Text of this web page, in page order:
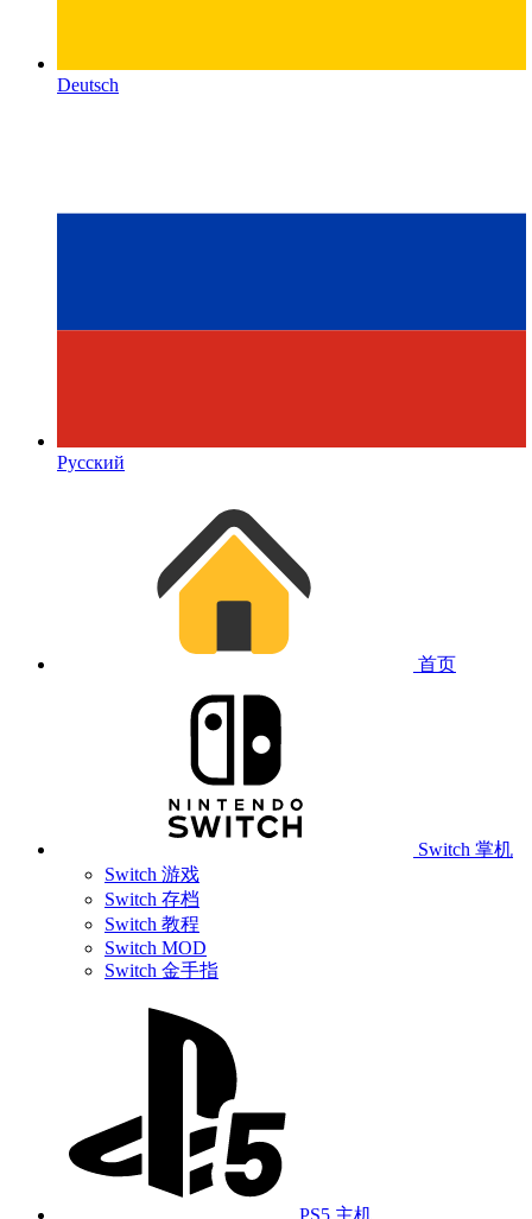
Deutsch
Русский
首页
Switch 掌机
Switch 游戏
Switch 存档
Switch 教程
Switch MOD
Switch 金手指